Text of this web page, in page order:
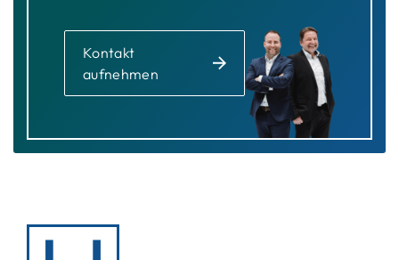
Kontakt
aufnehmen